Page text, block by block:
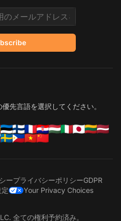
先言語を選択してください。
ープライバシーポリシーGDPR
Your Privacy Choices
全ての権利予約済み。